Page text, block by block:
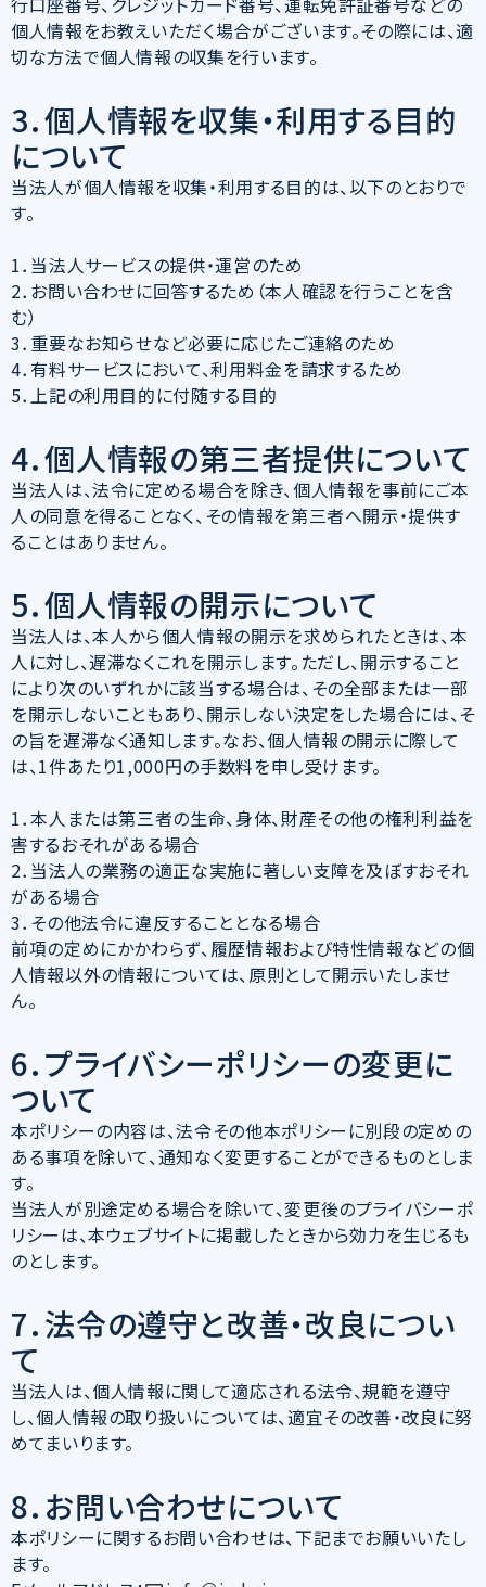
個人情報をお教えいただく場合がございます。その際には、適
切な方法で個人情報の収集を行います。
3．個人情報を収集・利用する目的
について
当法人が個人情報を収集・利用する目的は、以下のとおりで
す。
1．当法人サービスの提供・運営のため
2．お問い合わせに回答するため（本人確認を行うことを含
む）
3．重要なお知らせなど必要に応じたご連絡のため
4．有料サービスにおいて、利用料金を請求するため
5．上記の利用目的に付随する目的
4．個人情報の第三者提供について
当法人は、法令に定める場合を除き、個人情報を事前にご本
人の同意を得ることなく、その情報を第三者へ開示・提供す
ることはありません。
5．個人情報の開示について
当法人は、本人から個人情報の開示を求められたときは、本
人に対し、遅滞なくこれを開示します。ただし、開示すること
により次のいずれかに該当する場合は、その全部または一部
を開示しないこともあり、開示しない決定をした場合には、そ
の旨を遅滞なく通知します。なお、個人情報の開示に際して
は、1件あたり1,000円の手数料を申し受けます。
1．本人または第三者の生命、身体、財産その他の権利利益を
害するおそれがある場合
2．当法人の業務の適正な実施に著しい支障を及ぼすおそれ
がある場合
3．その他法令に違反することとなる場合
前項の定めにかかわらず、履歴情報および特性情報などの個
人情報以外の情報については、原則として開示いたしませ
ん。
6．プライバシーポリシーの変更に
ついて
本ポリシーの内容は、法令その他本ポリシーに別段の定めの
ある事項を除いて、通知なく変更することができるものとしま
す。
当法人が別途定める場合を除いて、変更後のプライバシーポ
リシーは、本ウェブサイトに掲載したときから効力を生じるも
のとします。
7．法令の遵守と改善・改良につい
て
当法人は、個人情報に関して適応される法令、規範を遵守
し、個人情報の取り扱いについては、適宜その改善・改良に努
めてまいります。
8．お問い合わせについて
本ポリシーに関するお問い合わせは、下記までお願いいたし
ます。